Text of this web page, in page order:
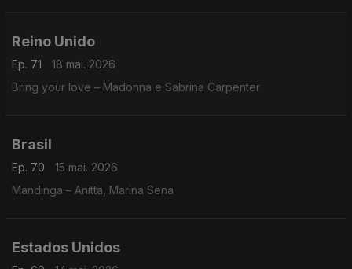
Reino Unido
Ep. 71
18 mai. 2026
Bring your love – Madonna e Sabrina Carpenter
Brasil
Ep. 70
15 mai. 2026
Mandinga – Anitta, Marina Sena
Estados Unidos